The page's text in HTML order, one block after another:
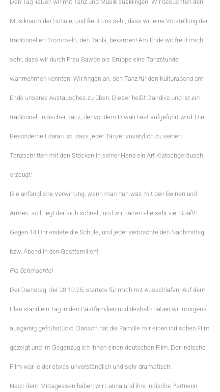
Den Tag ließen wir mit Tanz und Musik ausklingen. Wir besuchten den
Musikraum der Schule, und freut uns sehr, dass wir eine Vorstellung der
traditionellen Trommeln, den Tabla, bekamen! Am Ende wir freut mich
sehr, dass wir durch Frau Gawde als Gruppe eine Tanzstunde
wahrnehmen konnten. Wir fingen an, den Tanz für den Kulturabend am
Ende unseres Austausches zu üben. Dieser heißt Dandiva und ist ein
traditionell indischer Tanz, der vor dem Diwali Fest aufgeführt wird. Die
Besonderheit daran ist, dass jeder Tänzer zusätzlich zu seinen
Tanzschritten mit den Stöcken in seiner Hand ein Art Klatschgeräusch
erzeugt!
Die anfängliche Verwirrung, wann man nun was mit den Beinen und
Armen soll, legt der sich schnell, und wir hatten alle sehr viel Spaß!!
Gegen 14 Uhr endete die Schule, und jeder verbrachte den Nachmittag
bzw. Abend in den Gastfamilien!
Pia Schmachtel
Der Dienstag, der 28.10.25, startete für mich mit Ausschlafen. Auf dem
Plan stand ein Tag in den Gastfamilien und deshalb haben wir morgens
ausgiebig gefrühstückt. Danach hat die Familie mir einen indischen Film
gezeigt und im Gegenzug ich ihnen einen deutschen Film. Der indische
Film war leider etwas unverständlich und sehr dramatisch.
Nach dem Mittagessen haben wir Larina und ihre indische Partnerin